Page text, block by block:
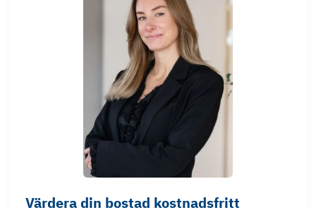
Värdera din bostad kostnadsfritt